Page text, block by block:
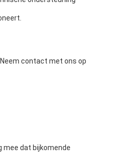
contact met ons op
mee dat bijkomende